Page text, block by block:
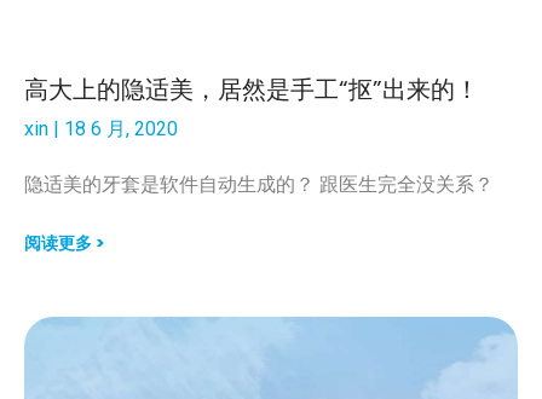
高大上的隐适美，居然是手工“抠”出来的！
xin 18 6 月, 2020
隐适美的牙套是软件自动生成的？ 跟医生完全没关系？
阅读更多 >